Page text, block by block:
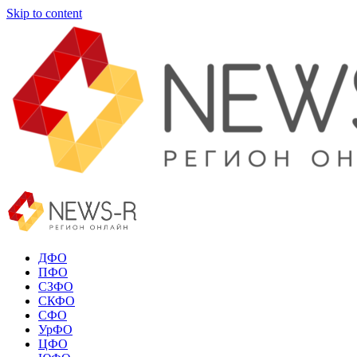
Skip to content
ДФО
ПФО
СЗФО
СКФО
СФО
УрФО
ЦФО